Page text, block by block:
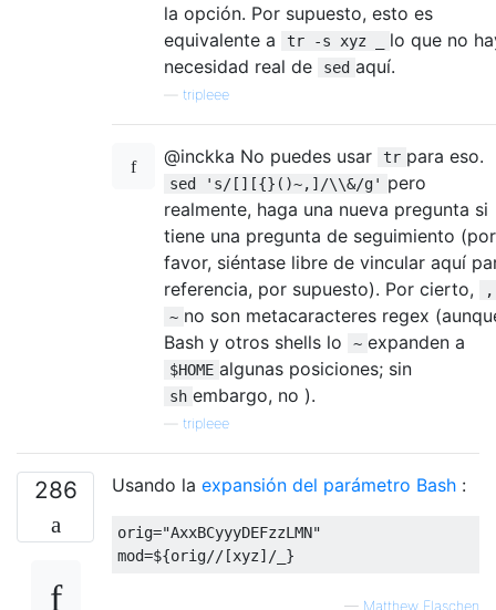
la opción. Por supuesto, esto es
equivalente a
tr -s xyz _
lo que no
necesidad real de
sed aquí.
tripleee
@inckka No puedes usar tr para eso.
sed 's/[][{}()~,]/\\&/g' pero
realmente, haga una nueva pregunta si
tiene una pregunta de seguimiento (por
favor, siéntase libre de vincular aquí
referencia, por supuesto). Por cierto,
,
~ no son metacaracteres regex
Bash y otros shells lo
~ expanden a
$HOME algunas posiciones; sin
sh embargo, no ).
tripleee
286 Usando la expansión del parámetro Bash :
orig="AxxBCyyyDEFzzLMN"
mod=${orig//[xyz]/ }
— Matthew Flaschen